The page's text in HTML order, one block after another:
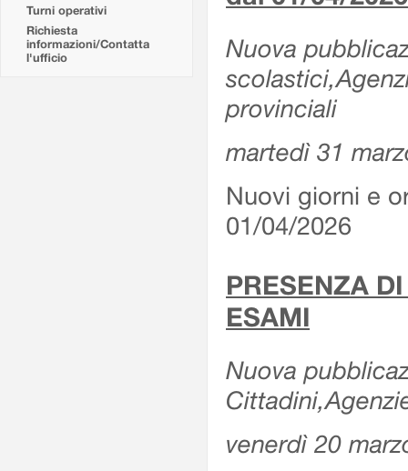
Turni operativi
Richiesta
informazioni/Contatta
l'ufficio
Nuova
provinciali
martedì 31
Nuovi giorni e
01/04/2026
PRESENZA
ESAMI
Nuova
venerdì 20